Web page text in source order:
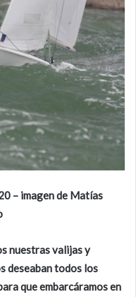
– imagen de Matías
nuestras valijas y
deseaban todos los
que embarcáramos en